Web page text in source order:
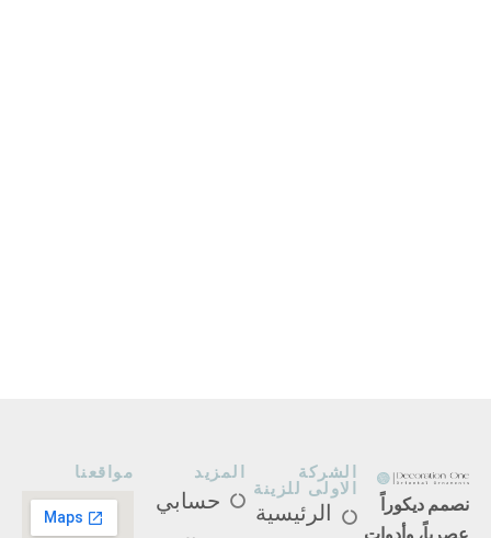
نصمم ديكوراً
مواقعنا الشركة
الاولى للزينة
الرئيسية
المزيد
حسابي